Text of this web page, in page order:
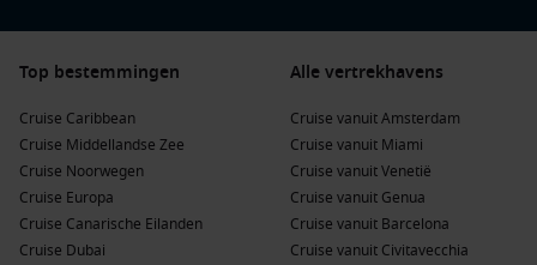
Top bestemmingen
Cruise Caribbean
Cruise Middellandse Zee
Cruise Noorwegen
Cruise Europa
Cruise Canarische Eilanden
Cruise Dubai
Alle vertrekhavens
Cruise vanuit Amsterdam
Cruise vanuit Miami
Cruise vanuit Venetië
Cruise vanuit Genua
Cruise vanuit Barcelona
Cruise vanuit Civitavecchia